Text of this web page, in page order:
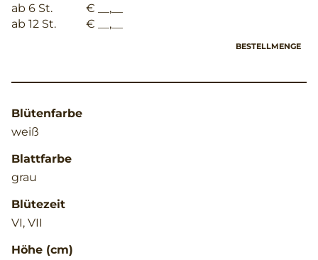
ab 6 St.
€ __,__
ab 12 St.
€ __,__
BESTELLMENGE
Blütenfarbe
weiß
Blattfarbe
grau
Blütezeit
VI, VII
Höhe (cm)